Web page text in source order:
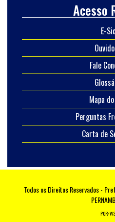
Acesso
E-Sic
Fale
Mapa
Perguntas
Carta de
Todos os Direitos Reservados -
POR: